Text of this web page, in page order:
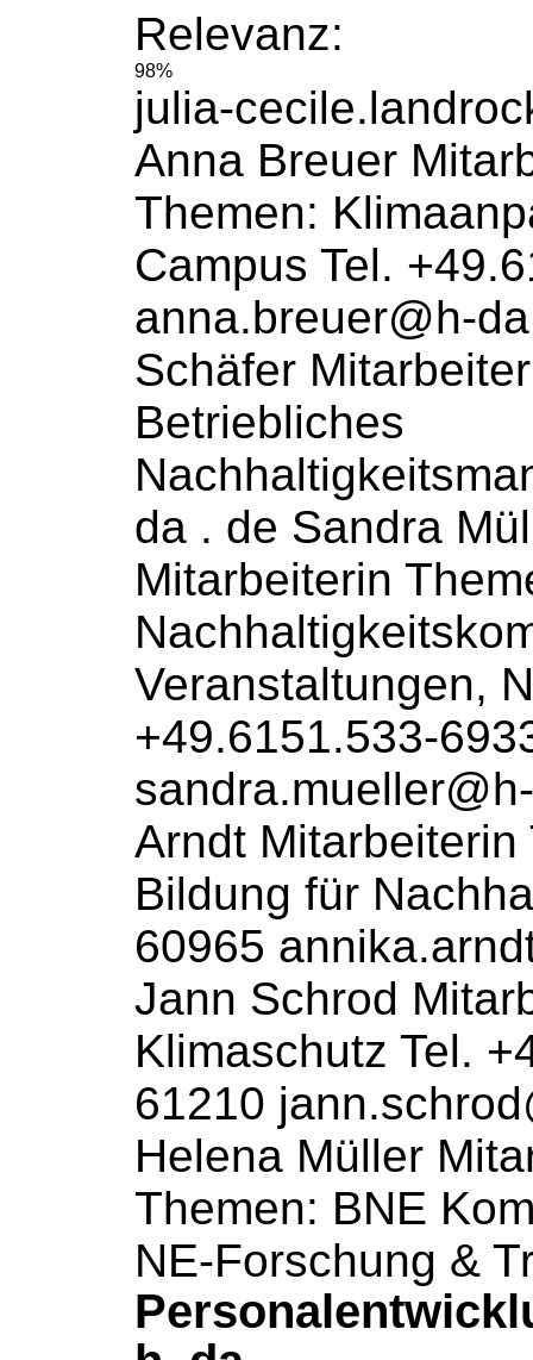
Relevanz:
98%
julia-
Anna Breuer
Themen:
Campus Tel.
anna.breuer@h-
Schäfer
Betriebliches
da . de Sandra
Mitarbeiterin
Veranstaltungen,
+49.6151.533-
Arndt Mitarbeiterin
Bildung für
60965
Jann Schrod
Klimaschutz Tel.
61210
Helena Müller
Themen: BNE
NE-Forschung &